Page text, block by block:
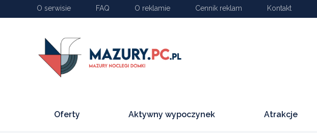
O serwisie FAQ O reklamie Cennik reklam Kontakt
Oferty Aktywny wypoczynek Atrakcje